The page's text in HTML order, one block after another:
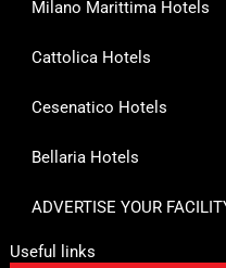
Milano Marittima Hotels
Cattolica Hotels
Cesenatico Hotels
Bellaria Hotels
ADVERTISE YOUR
Useful links